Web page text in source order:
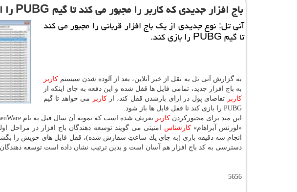
باج افزار جدیدی كه كاربر را مجبور می كند تا گیم PUBG را اجرا نماید
آنی تل: نوع جدیدی از یك باج افزار قربانی را مجبور می كند
تا گیم PUBG را بازی كند.
به گزارش آنی تل به نقل از خبر آنلاین، بعد از آلوده شدن سیستمكاربر
به باج افزار جدید، تمامی فایل ها قفل شده و این دفعه به جای اینكه از
كاربر تقاضای پول در ازای بازشدن قفل كند، ازكاربر
می خواهد تا گیم
PUBG را بازی كند تا قفل فایل ها باز شود.
این متد برای مجبوركردن كاربر تعریف شده است كه نمونه آن سال قبل به نام RensenWare برای اجرای بازی TH12 درفضای مجازی منتشر گردید.
«لورنس آبراهام»كارشناس امنیتی می گویند توسعه دهندگان باج افزار در مراحل
انجام سه دقیقه بازی (به جای یك ساعتِ سفارش شده)، قفل فایل های خویش را
دسترسی به كد باج افزار هم آسان است و بدین ترتیب نشان داده است توسعه
5656